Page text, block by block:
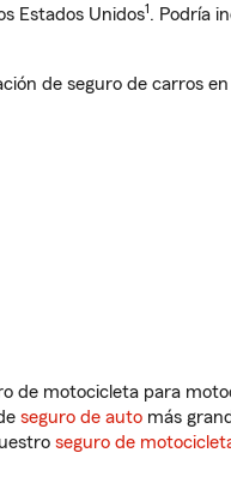
Estados Unidos1. Podría
de seguro de carros en
de motocicleta para
seguro de auto más
seguro de